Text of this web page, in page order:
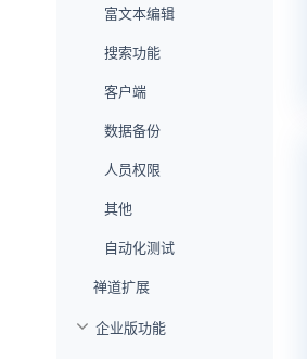
富文本编辑
搜索功能
客户端
数据备份
人员权限
其他
自动化测试
禅道扩展
企业版功能